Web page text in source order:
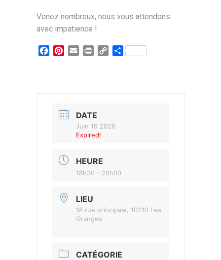
Venez nombreux, nous vous attendons
avec impatience !
Facebook
Pinterest
Email Print
CopyPartager
DATE
Juin 19 2026
Expired!
HEURE
18h30 - 20h00
LIEU
18 rue principale, 10210 Les
Granges
CATÉGORIE